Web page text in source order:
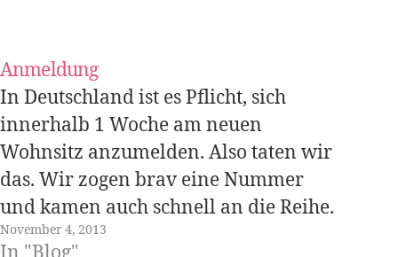
Anmeldung
In Deutschland ist es Pflicht, sich
innerhalb 1 Woche am neuen
Wohnsitz anzumelden. Also taten wir
das. Wir zogen brav eine Nummer
und kamen auch schnell an die Reihe.
Dann sah die Dame, dass meine
November 4, 2013